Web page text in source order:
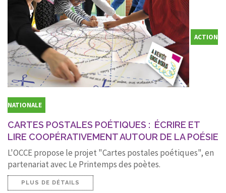
ACTION
NATIONALE
CARTES POSTALES POÉTIQUES : ÉCRIRE ET
LIRE COOPÉRATIVEMENT AUTOUR DE LA POÉSIE
L'OCCE propose le projet "Cartes postales poétiques", en
partenariat avec Le Printemps des poètes.
PLUS DE DÉTAILS